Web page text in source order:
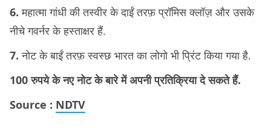
6. महात्मा गांधी की तस्वीर के दाईं तरफ़ प्रॉमिस क्लॉज़ और उसके
नीचे गवर्नर के हस्ताक्षर हैं.
7. नोट के बाईं तरफ़ स्वस्छ भारत का लोगो भी प्रिंट किया गया है.
100 रुपये के नए नोट के बारे में अपनी प्रतिक्रिया दे सकते हैं.
Source : NDTV